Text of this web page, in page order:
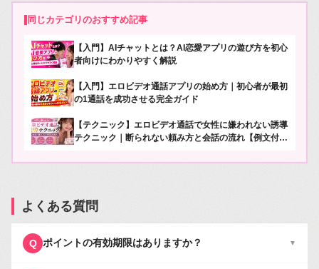
同じカテゴリのおすすめ記事
【入門】AIチャットとは？AI恋愛アプリの遊び方を初心
者向けにわかりやすく解説
【入門】エロビデオ通話アプリの始め方｜初心者が最初
の1通話を成功させる完全ガイド
【テクニック】エロビデオ通話で女性に嫌われない誘導
テクニック｜断られない頼み方と会話の流れ【例文付
よくある質問
Q ポイントの有効期限はありますか？ ▼